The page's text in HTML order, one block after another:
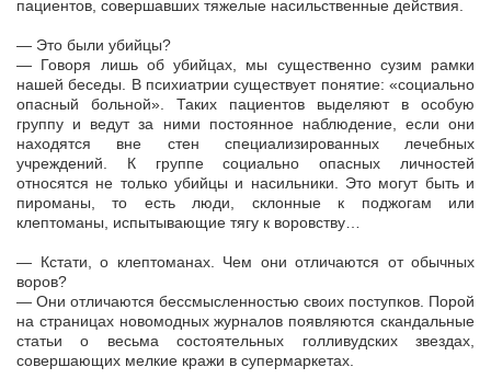
пациентов, совершавших тяжелые насильственные действия.
— Это были убийцы?
— Говоря лишь об убийцах, мы существенно сузим рамки
нашей беседы. В психиатрии существует понятие: «социально
опасный больной». Таких пациентов выделяют в особую
группу и ведут за ними постоянное наблюдение, если они
находятся вне стен специализированных лечебных
учреждений. К группе социально опасных личностей
относятся не только убийцы и насильники. Это могут быть и
пироманы, то есть люди, склонные к поджогам или
клептоманы, испытывающие тягу к воровству…
— Кстати, о клептоманах. Чем они отличаются от обычных
воров?
— Они отличаются бессмысленностью своих поступков. Порой
на страницах новомодных журналов появляются скандальные
статьи о весьма состоятельных голливудских звездах,
совершающих мелкие кражи в супермаркетах.